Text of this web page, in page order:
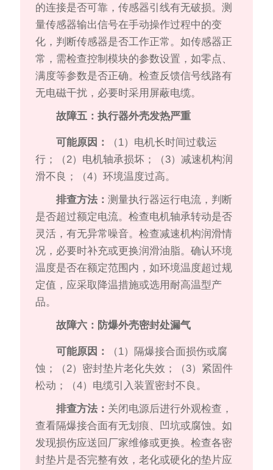
的连接是否可靠，传感器引线有无破损。测
量传感器输出信号在手动操作过程中的变
化，判断传感器是否工作正常。如传感器正
常，需检查控制模块的参数设置，如零点、
满度等参数是否正确。检查反馈信号线路有
无电磁干扰，必要时采用屏蔽电缆。
故障五：执行器外壳发热严重
可能原因：
（1）电机长时间过载运
行；（2）电机轴承损坏；（3）减速机构润
滑不良；（4）环境温度过高。
排查方法：测量执行器运行电流，判断
是否超过额定电流。检查电机轴承转动是否
灵活，有无异常噪音。检查减速机构润滑情
况，必要时补充或更换润滑油脂。确认环境
温度是否在额定范围内，如环境温度超过规
定值，应采取降温措施或选用耐高温型产
品。
故障六：防爆外壳密封处漏气
可能原因：
（1）隔爆接合面损伤或腐
蚀；（2）密封垫片老化失效；（3）紧固件
松动；（4）电缆引入装置密封不良。
排查方法： 关闭电源后进行外观检查，
查看隔爆接合面有无划痕、凹坑或腐蚀。如
发现损伤应送回厂家维修或更换。检查各密
封垫片是否完整有效，老化或硬化的垫片应